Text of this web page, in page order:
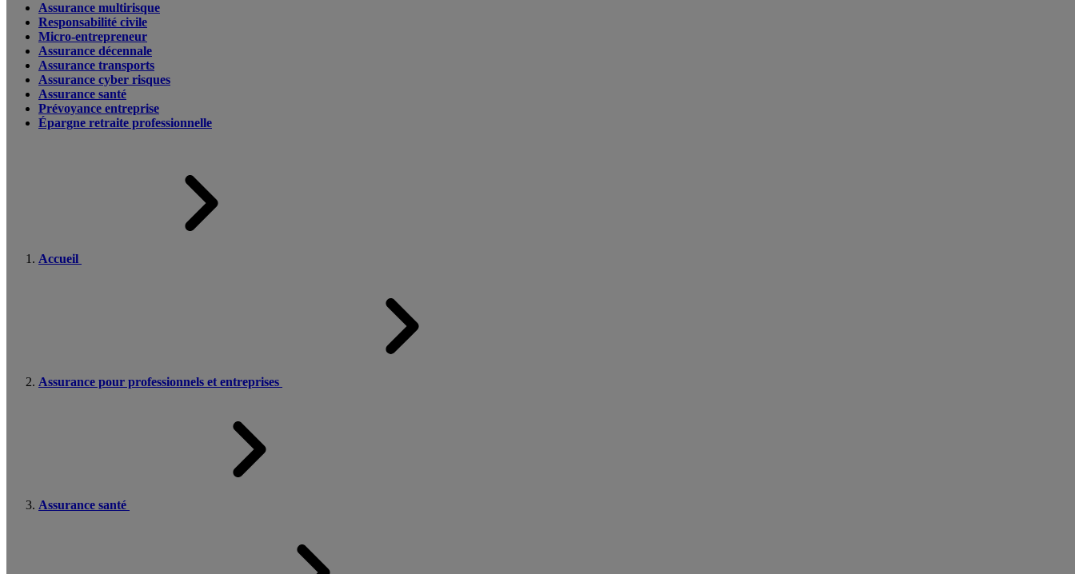
Assurance multirisque
Responsabilité civile
Micro-entrepreneur
Assurance décennale
Assurance transports
Assurance cyber risques
Assurance santé
Prévoyance entreprise
Épargne retraite professionnelle
Accueil
Assurance pour professionnels et entreprises
Assurance santé